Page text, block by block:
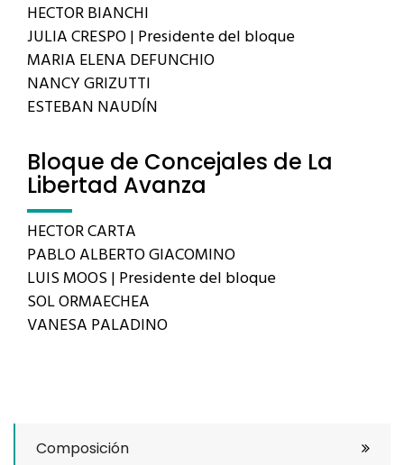
HECTOR BIANCHI
JULIA CRESPO | Presidente del bloque
MARIA ELENA DEFUNCHIO
NANCY GRIZUTTI
ESTEBAN NAUDÍN
Bloque de Concejales de La
Libertad Avanza
HECTOR CARTA
PABLO ALBERTO GIACOMINO
LUIS MOOS | Presidente del bloque
SOL ORMAECHEA
VANESA PALADINO
Composición